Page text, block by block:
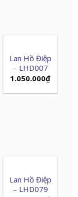
Lan Hồ Điệp
– LHD007
1.050.000₫
Lan Hồ Điệp
– LHD079